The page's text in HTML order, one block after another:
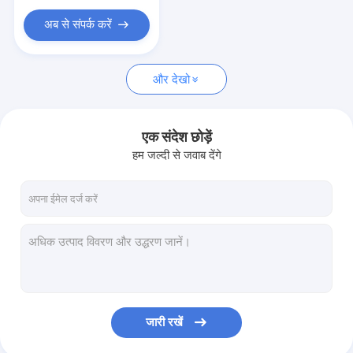
अब से संपर्क करें
और देखो
एक संदेश छोड़ें
हम जल्दी से जवाब देंगे
जारी रखें